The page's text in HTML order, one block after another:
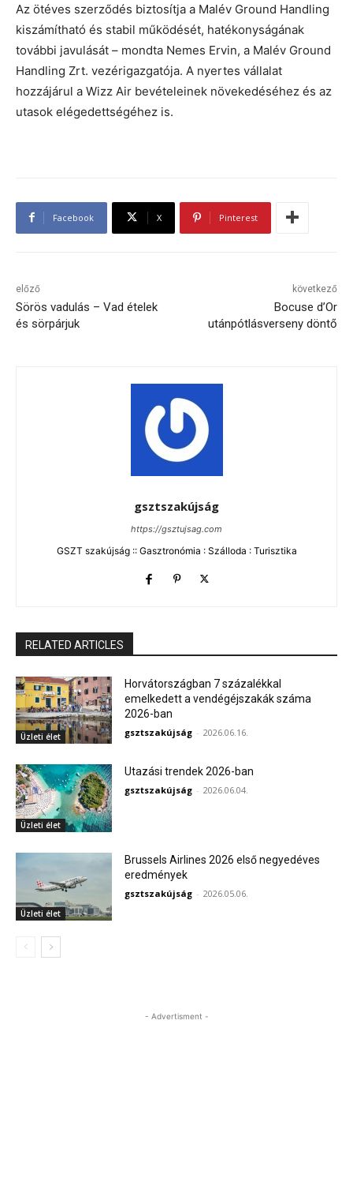
Az ötéves szerződés biztosítja a Malév Ground Handling
kiszámítható és stabil működését, hatékonyságának
további javulását – mondta Nemes Ervin, a Malév Ground
Handling Zrt. vezérigazgatója. A nyertes vállalat
hozzájárul a Wizz Air bevételeinek növekedéséhez és az
utasok elégedettségéhez is.
Facebook X Pinterest
előző
Sörös vadulás – Vad ételek
és sörpárjuk
következő
Bocuse d’Or
utánpótlásverseny döntő
gsztszakújság
https://gsztujsag.com
GSZT szakújság :: Gasztronómia : Szálloda : Turisztika
RELATED ARTICLES
Üzleti élet
Horvátországban 7 százalékkal
emelkedett a vendégéjszakák száma
2026-ban
gsztszakújság - 2026.06.16.
Üzleti élet
Utazási trendek 2026-ban
gsztszakújság - 2026.06.04.
Üzleti élet
Brussels Airlines 2026 első negyedéves
eredmények
gsztszakújság - 2026.05.06.
- Advertisment -